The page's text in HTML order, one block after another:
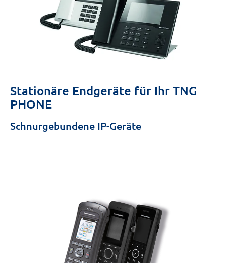
Stationäre Endgeräte für Ihr TNG
PHONE
Schnurgebundene IP-Geräte